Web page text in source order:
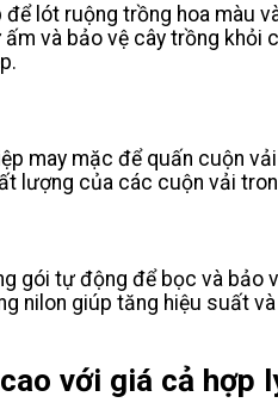
lót ruộng trồng hoa
và bảo vệ cây trồng
may mặc để quấn cuộn
lượng của các cuộn vải
gói tự động để bọc và
nilon giúp tăng hiệu suất
với giá cả hợp